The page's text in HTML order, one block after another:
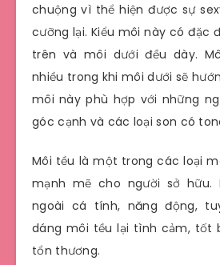
chuộng vì thể hiện được sự
cưỡng lại. Kiểu môi này có đặc
trên và môi dưới đều dày.
nhiều trong khi môi dưới sẽ
môi này phù hợp với những
góc cạnh và các loại son có
Môi tều là một trong các loại
mạnh mẽ cho người sở hữu.
ngoài cá tính, năng động,
dáng môi tều lại tình cảm, tốt
tổn thương.